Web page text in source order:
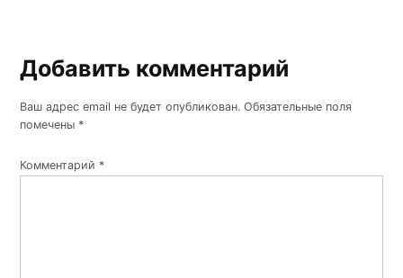
Добавить комментарий
Ваш адрес email не будет опубликован. Обязательные поля
помечены *
Комментарий *